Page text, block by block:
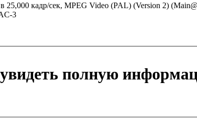
25,000 кадр/сек, MPEG Video (PAL) (Version 2)
3
полную